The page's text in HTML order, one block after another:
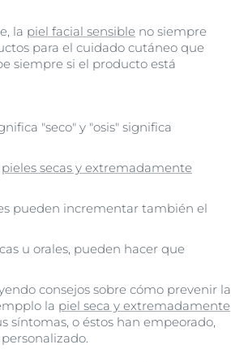
la piel facial sensible no siempre
para el cuidado cutáneo que
siempre si el producto está
"seco" y "osis" significa
pieles secas y extremadamente
pueden incrementar también el
u orales, pueden hacer que
consejos sobre cómo prevenir la
la piel seca y extremadamente
síntomas, o éstos han empeorado,